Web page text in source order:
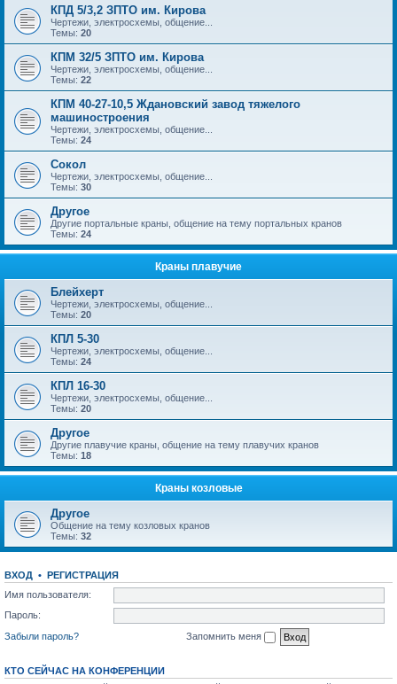
КПД 5/3,2 ЗПТО им. Кирова
Чертежи, электросхемы, общение...
Темы: 20
КПМ 32/5 ЗПТО им. Кирова
Чертежи, электросхемы, общение...
Темы: 22
КПМ 40-27-10,5 Ждановский завод тяжелого
машиностроения
Чертежи, электросхемы, общение...
Темы: 24
Сокол
Чертежи, электросхемы, общение...
Темы: 30
Другое
Другие портальные краны, общение на тему портальных кранов
Темы: 24
Краны плавучие
Блейхерт
Чертежи, электросхемы, общение...
Темы: 20
КПЛ 5-30
Чертежи, электросхемы, общение...
Темы: 24
КПЛ 16-30
Чертежи, электросхемы, общение...
Темы: 20
Другое
Другие плавучие краны, общение на тему плавучих кранов
Темы: 18
Краны козловые
Другое
Общение на тему козловых кранов
Темы: 32
ВХОД • РЕГИСТРАЦИЯ
Имя пользователя:
Пароль:
Забыли пароль?
Запомнить меня
КТО СЕЙЧАС НА КОНФЕРЕНЦИИ